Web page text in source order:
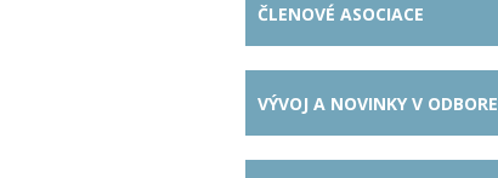
ČLENOVÉ ASOCIACE
VÝVOJ A NOVINKY V ODBORE